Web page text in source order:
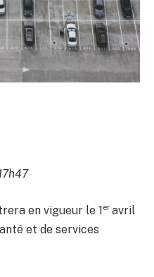
en vigueur le 1 er avril
et de services